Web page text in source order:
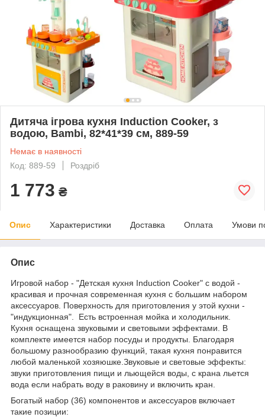
Дитяча ігрова кухня Induction Cooker, з
водою, Вambi, 82*41*39 см, 889-59
Немає в наявності
Код: 889-59
Роздріб
1 773 ₴
Опис Характеристики Доставка Оплата Умови
Опис
Игровой набор - "Детская кухня Induction Cooker" с водой -
красивая и прочная современная кухня с большим набором
аксессуаров. Поверхность для приготовления у этой кухни -
"индукционная". Есть встроенная мойка и холодильник.
Кухня оснащена звуковыми и световыми эффектами. В
комплекте имеется набор посуды и продукты. Благодаря
большому разнообразию функций, такая кухня понравится
любой маленькой хозяюшке.Звуковые и световые эффекты:
звуки приготовления пищи и льющейся воды, с крана льется
вода если набрать воду в раковину и включить кран.
Богатый набор (36) компонентов и аксессуаров включает
такие позиции: